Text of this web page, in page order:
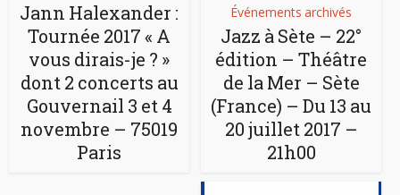
Jann Halexander :
Tournée 2017 « A
vous dirais-je ? »
dont 2 concerts au
Gouvernail 3 et 4
novembre – 75019
Paris
Événements archivés
Jazz à Sète – 22°
édition – Théâtre
de la Mer – Sète
(France) – Du 13 au
20 juillet 2017 –
21h00